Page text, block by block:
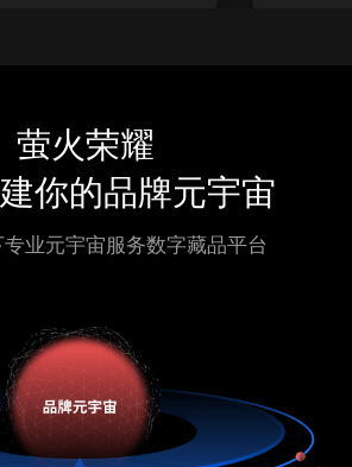
萤火荣耀
你的品牌元宇宙
业元宇宙服务数字藏品平台